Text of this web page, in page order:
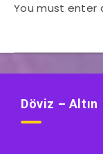
You must enter
Döviz – Altın